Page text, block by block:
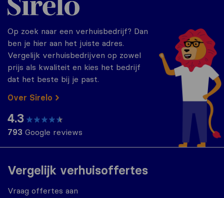
Vergelijk verhuisoffertes
Vraag offertes aan
Op zoek naar een verhuisbedrijf? Dan
ben je hier aan het juiste adres.
Vergelijk verhuisbedrijven op zowel
prijs als kwaliteit en kies het bedrijf
dat het beste bij je past.
Over Sirelo
4.3
793 Google reviews